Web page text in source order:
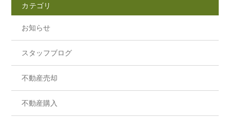
カテゴリ
お知らせ
スタッフブログ
不動産売却
不動産購入